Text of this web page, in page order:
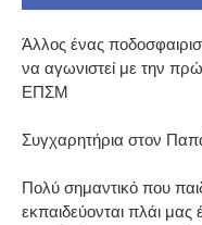
Άλλος ένας
να αγωνιστεί με την
ΕΠΣΜ
Συγχαρητήρια στον
Πολύ σημαντικό που
εκπαιδεύονται πλάι